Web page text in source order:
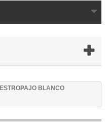
ESTROPAJO BLANCO